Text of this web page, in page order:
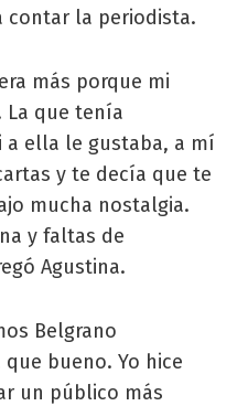
contar la periodista.
más porque mi
La que tenía
a ella le gustaba, a mí
y te decía que te
mucha nostalgia.
y faltas de
Agustina.
Belgrano
bueno. Yo hice
un público más